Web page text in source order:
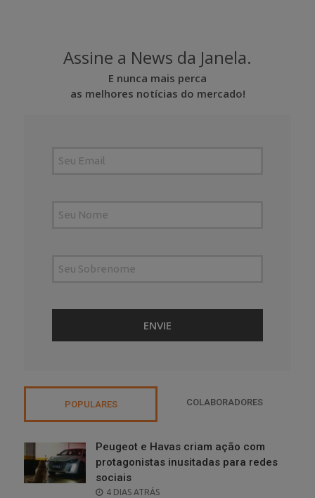
Assine a News da Janela.
E nunca mais perca
as melhores notícias do mercado!
POPULARES COLABORADORES
Peugeot e Havas criam ação com
protagonistas inusitadas para redes
sociais
POSTED
4 DIAS ATRÁS